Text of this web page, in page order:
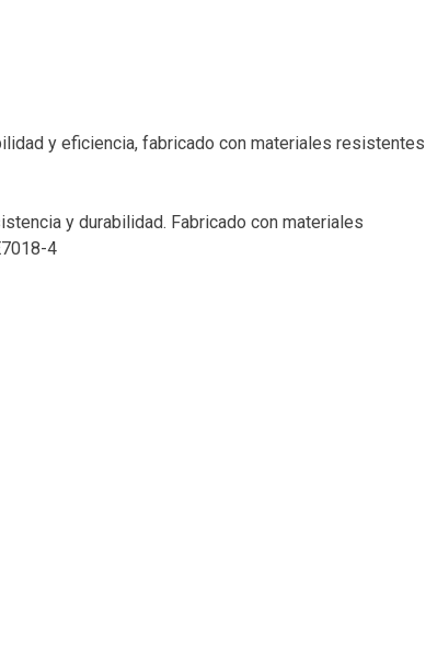
y eficiencia, fabricado con materiales resistentes
y durabilidad. Fabricado con materiales
4